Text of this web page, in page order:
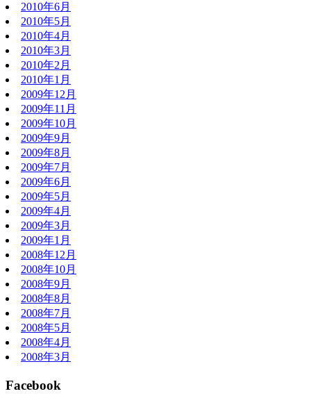
2010年6月
2010年5月
2010年4月
2010年3月
2010年2月
2010年1月
2009年12月
2009年11月
2009年10月
2009年9月
2009年8月
2009年7月
2009年6月
2009年5月
2009年4月
2009年3月
2009年1月
2008年12月
2008年10月
2008年9月
2008年8月
2008年7月
2008年5月
2008年4月
2008年3月
Facebook